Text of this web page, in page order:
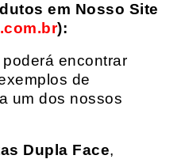
em Nosso Site
):
encontrar
de
um dos nossos
Dupla Face,